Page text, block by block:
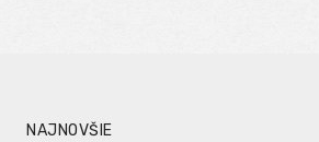
NAJNOVŠIE